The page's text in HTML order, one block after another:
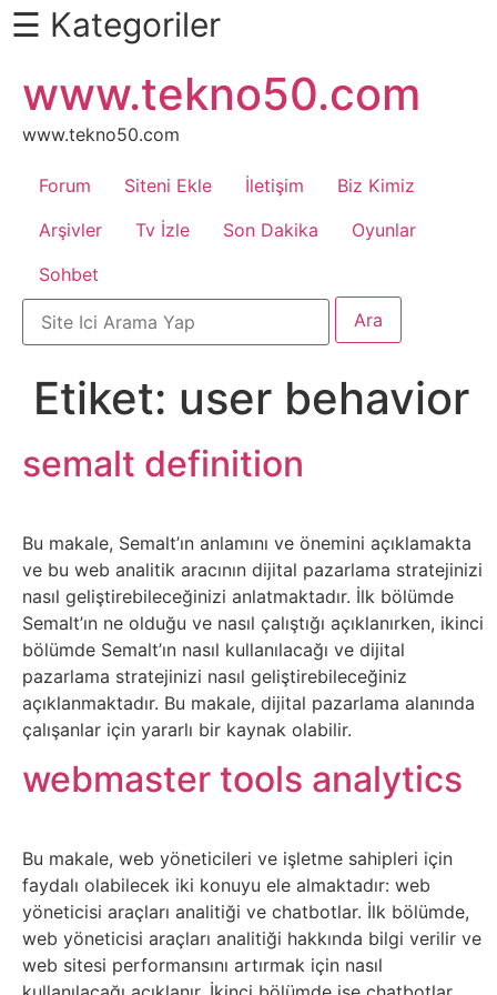
Daha
Fazlası
İçin
Kaydır
Android
Apk
Arabalar
Bankacılık
İşlemleri
Bilgi
Bilgisayar
Bilim
Bitcoin
Bitkiler
Çizgi
Film
Diğer
☰ Kategoriler
atla
www.tekno50.com
www.tekno50.com
Forum Siteni Ekle İletişim
Biz Kimiz
Arşivler
Tv İzle Son Dakika
Oyunlar
Sohbet
Etiket: user behavior
semalt definition
Bu makale, Semalt’ın anlamını ve önemini açıklamakta
ve bu web analitik aracının dijital pazarlama stratejinizi
nasıl geliştirebileceğinizi anlatmaktadır. İlk bölümde
Semalt’ın ne olduğu ve nasıl çalıştığı açıklanırken, ikinci
bölümde Semalt’ın nasıl kullanılacağı ve dijital
pazarlama stratejinizi nasıl geliştirebileceğiniz
açıklanmaktadır. Bu makale, dijital pazarlama alanında
çalışanlar için yararlı bir kaynak olabilir.
webmaster tools analytics
Bu makale, web yöneticileri ve işletme sahipleri için
faydalı olabilecek iki konuyu ele almaktadır: web
yöneticisi araçları analitiği ve chatbotlar. İlk bölümde,
web yöneticisi araçları analitiği hakkında bilgi verilir ve
web sitesi performansını artırmak için nasıl